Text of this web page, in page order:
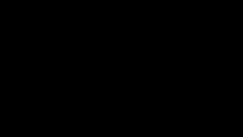
費で海外
タリアでの
セントラ